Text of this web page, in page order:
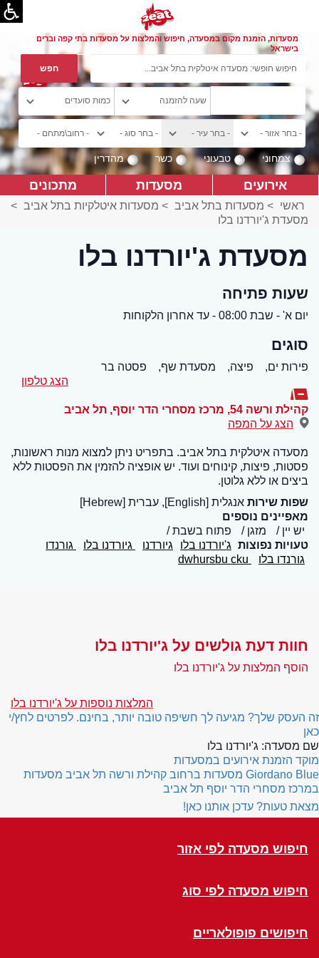
מסעדות, הזמנת מקום במסעדה, חיפוש והמלצות על מסעדות בתי קפה וברים
בישראל
צמחוני טבעוני כשר מהדרין
אירועים מסעדות מתכונים
ראשי > מסעדות בתל אביב > מסעדות איטלקיות בתל אביב >
מסעדת ג'יורדנו בלו
מסעדת ג'יורדנו בלו
שעות פתיחה
יום א' - שבת 08:00 - עד אחרון הלקוחות
סוגים
פירות ים, פיצה, מסעדת שף,
פסטה בר
הצג טלפון
קהילת ורשה 54, מרכז מסחרי הדר יוסף , תל אביב
הצג על המפה
מסעדה איטלקית בתל אביב. בתפריט ניתן למצוא מנות ראשונות,
פסטות, פיצות, קינוחים ועוד. יש אופציה להזמין את הפסטות ללא
ביצים או ללא גלוטן.
שפות שירות אנגלית [English], עברית [Hebrew]
מאפיינים נוספים
יש יין
מזגן
פתוח בשבת
טעויות נפוצות ג'יורדנו בלו גיורדנו גיורדנו בלו
גורנדו
גורנדו בלו
חוות דעת גולשים על ג'יורדנו בלו
הוסף המלצות על ג'יורדנו בלו
המלצות נוספות על ג'יורדנו בלו
זה העסק שלך? מגיעה לך חשיפה טובה יותר, בחינם. לפרטים לחץ/י
כאן
שם מסעדה: ג'יורדנו בלו
מוקד הזמנת אירועים במסעדות
Giordano Blue מסעדות ברחוב קהילת ורשה תל אביב מסעדות
במרכז מסחרי הדר יוסף תל אביב
מצאת טעות? עדכן אותנו כאן!
חיפוש מסעדה לפי אזור
חיפוש מסעדה לפי סוג
חיפושים פופולאריים